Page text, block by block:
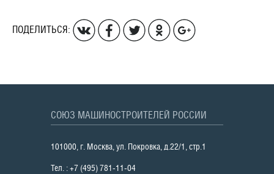
ПОДЕЛИТЬСЯ:
СОЮЗ МАШИНОСТРОИТЕЛЕЙ РОССИИ
101000, г. Москва, ул. Покровка, д.22/1, стр.1
Тел. : +7 (495) 781-11-04